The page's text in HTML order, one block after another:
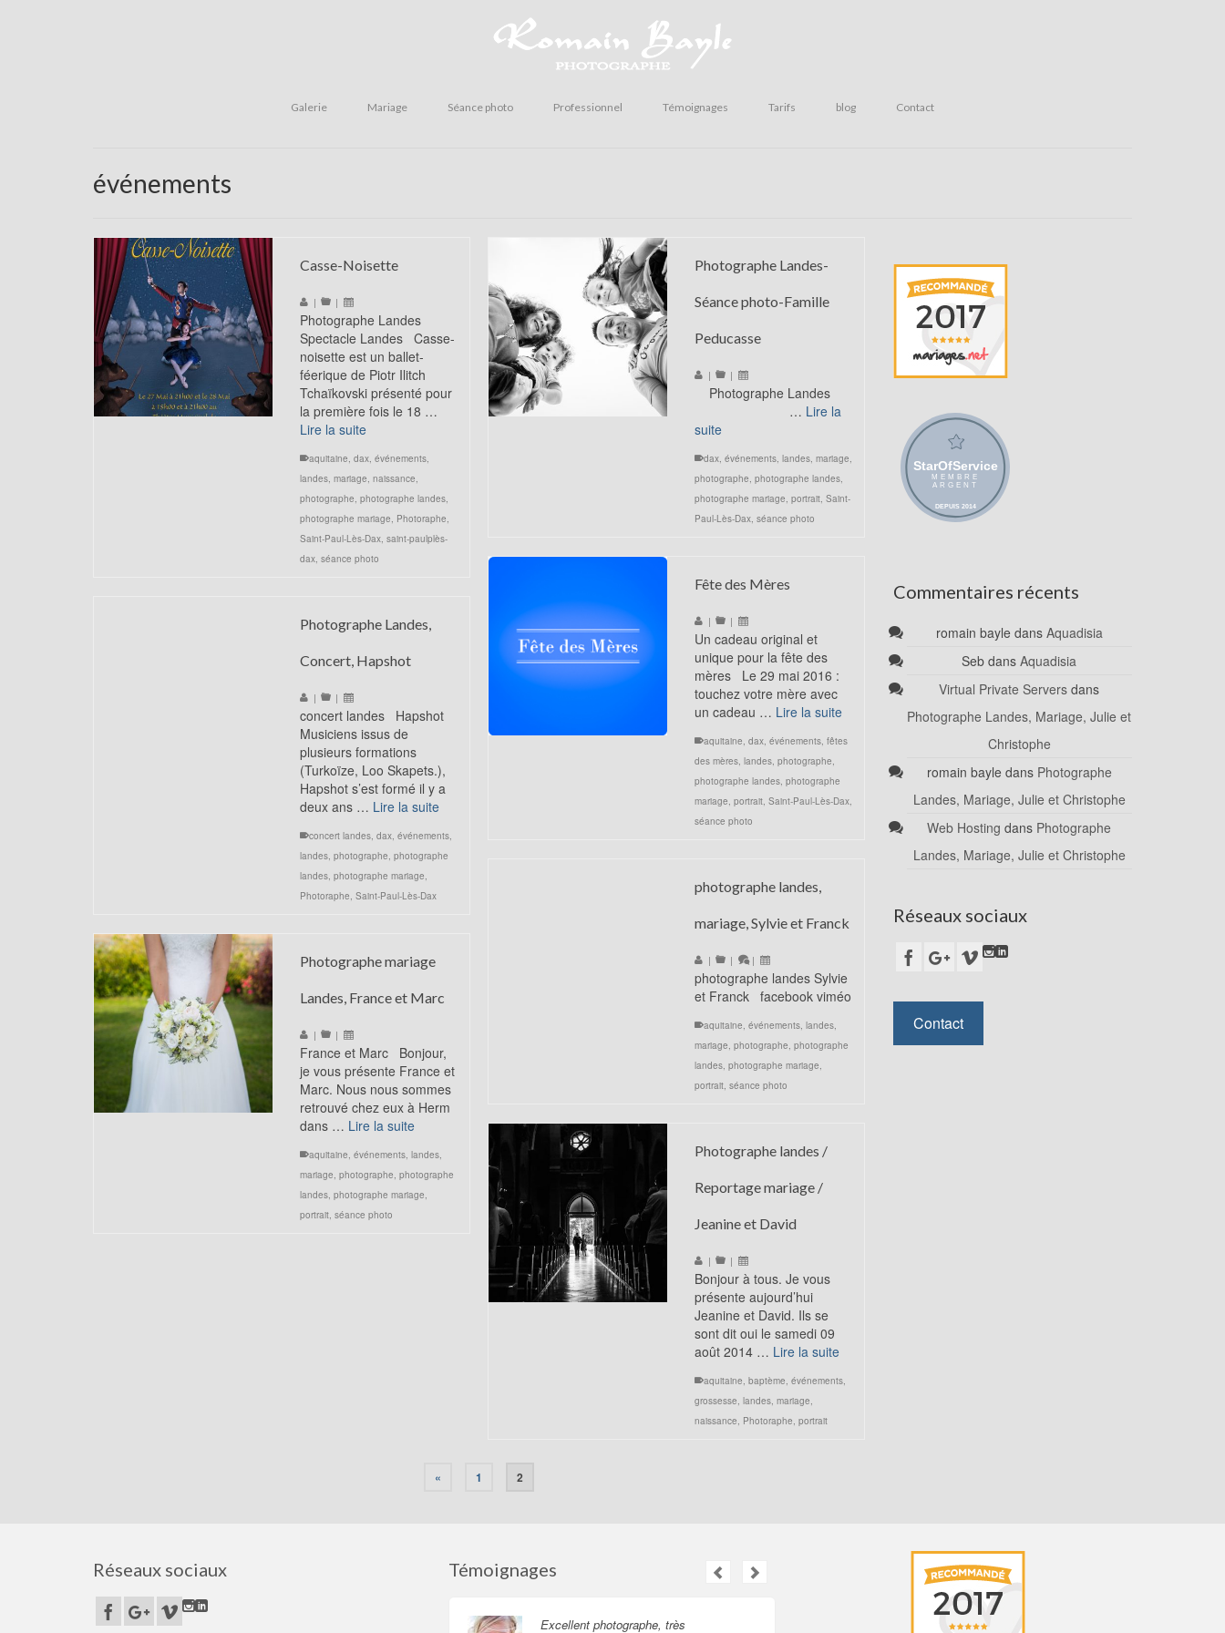
Galerie Mariage Séance photo Professionnel Témoignages Tarifs blog Contact
événements
Casse-Noisette
| |
Photographe Landes
Spectacle Landes Casse-
noisette est un ballet-
féerique de Piotr Ilitch
Tchaïkovski présenté pour
la première fois le 18 …
Lire la suite
aquitaine, dax, événements,
landes, mariage, naissance,
photographe, photographe landes,
photographe mariage, Photoraphe,
Saint-Paul-Lès-Dax, saint-paulplès-
dax, séance photo
Photographe Landes-
Séance photo-Famille
Peducasse
| |
Photographe Landes
… Lire la
suite
dax, événements, landes, mariage,
photographe, photographe landes,
photographe mariage, portrait, Saint-
Paul-Lès-Dax, séance photo
Fête des Mères
| |
Un cadeau original et
unique pour la fête des
mères Le 29 mai 2016 :
touchez votre mère avec
un cadeau … Lire la suite
aquitaine, dax, événements, fêtes
des mères, landes, photographe,
photographe landes, photographe
mariage, portrait, Saint-Paul-Lès-Dax,
séance photo
Photographe Landes,
Concert, Hapshot
| |
concert landes Hapshot
Musiciens issus de
plusieurs formations
(Turkoïze, Loo Skapets.),
Hapshot s’est formé il y a
deux ans … Lire la suite
concert landes, dax, événements,
landes, photographe, photographe
landes, photographe mariage,
Photoraphe, Saint-Paul-Lès-Dax
photographe landes,
mariage, Sylvie et Franck
| | |
photographe landes Sylvie
et Franck facebook viméo
aquitaine, événements, landes,
mariage, photographe, photographe
landes, photographe mariage,
portrait, séance photo
Photographe mariage
Landes, France et Marc
| |
France et Marc Bonjour,
je vous présente France et
Marc. Nous nous sommes
retrouvé chez eux à Herm
dans … Lire la suite
aquitaine, événements, landes,
mariage, photographe, photographe
landes, photographe mariage,
portrait, séance photo
Photographe landes /
Reportage mariage /
Jeanine et David
| |
Bonjour à tous. Je vous
présente aujourd’hui
Jeanine et David. Ils se
sont dit oui le samedi 09
août 2014 … Lire la suite
aquitaine, baptème, événements,
grossesse, landes, mariage,
naissance, Photoraphe, portrait
« 1 2
Commentaires récents
romain bayle dans Aquadisia
Seb dansAquadisia
Virtual Private Servers dans
Photographe Landes, Mariage, Julie et
Christophe
romain bayle dans Photographe
Landes, Mariage, Julie et Christophe
Web Hosting dans Photographe
Landes, Mariage, Julie et Christophe
Réseaux sociaux
Contact
Réseaux sociaux Témoignages
Excellent photographe, très Lors de notre première rencontre pour